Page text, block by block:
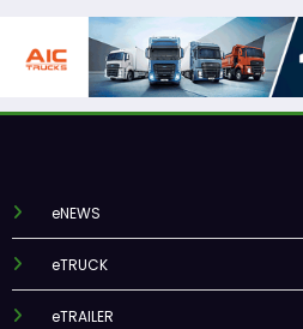
eNEWS
eTRUCK
eTRAILER